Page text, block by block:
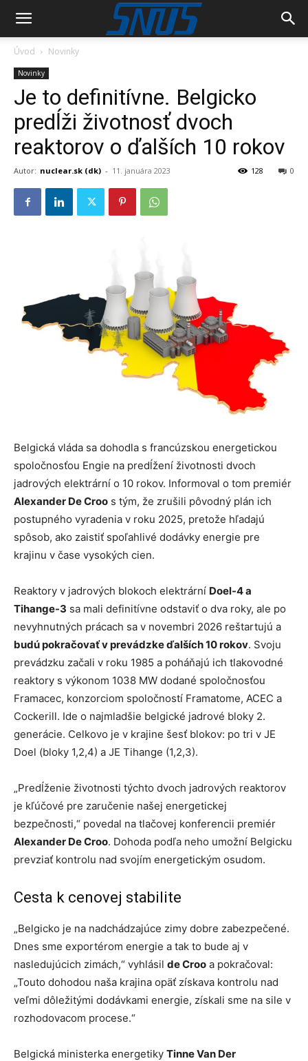
Úvod Novinky
Novinky
Je to definitívne. Belgicko
predĺži životnosť dvoch
reaktorov o ďalších 10 rokov
Autor: nuclear.sk (dk) - 11. januára 2023 0
128
Belgická vláda sa dohodla s francúzskou energetickou
spoločnosťou Engie na predĺžení životnosti dvoch
jadrových elektrární o 10 rokov. Informoval o tom premiér
Alexander De Croo s tým, že zrušili pôvodný plán ich
postupného vyradenia v roku 2025, pretože hľadajú
spôsob, ako zaistiť spoľahlivé dodávky energie pre
krajinu v čase vysokých cien.
Reaktory v jadrových blokoch elektrární Doel-4 a
Tihange-3 sa mali definitívne odstaviť o dva roky, ale po
nevyhnutných prácach sa v novembri 2026 reštartujú a
budú pokračovať v prevádzke ďalších 10 rokov. Svoju
prevádzku začali v roku 1985 a poháňajú ich tlakovodné
reaktory s výkonom 1038 MW dodané spoločnosťou
Framacec, konzorciom spoločností Framatome, ACEC a
Cockerill. Ide o najmladšie belgické jadrové bloky 2.
generácie. Celkovo je v krajine šesť blokov: po tri v JE
Doel (bloky 1,2,4) a JE Tihange (1,2,3).
„Predĺženie životnosti týchto dvoch jadrových reaktorov
je kľúčové pre zaručenie našej energetickej
bezpečnosti,“ povedal na tlačovej konferencii premiér
Alexander De Croo. Dohoda podľa neho umožní Belgicku
prevziať kontrolu nad svojím energetickým osudom.
Cesta k cenovej stabilite
„Belgicko je na nadchádzajúce zimy dobre zabezpečené.
Dnes sme exportérom energie a tak to bude aj v
nasledujúcich zimách,“ vyhlásil de Croo a pokračoval:
„Touto dohodou naša krajina opäť získava kontrolu nad
veľmi dôležitými dodávkami energie, získali sme na sile v
rozhodovacom procese.“
Belgická ministerka energetiky Tinne Van Der